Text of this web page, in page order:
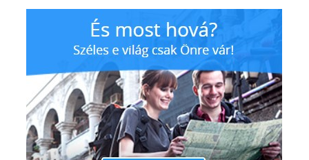
Ő ugyanis (többek között) az irodai anyagok
rendszerezésével is foglalkozik, így folyamatosan
külön-külön címkékkel látja el a hozzá érkező
dokumentumokat. Nos, neki nagy könnyebbség,
hogy a cetliket nem kell kézzel, egyesével
feliratozni, hanem mostantól gyorsan kinyomtathat